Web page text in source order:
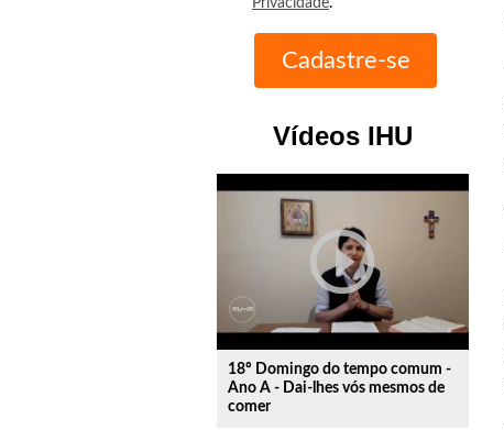
Privacidade.
Vídeos IHU
play_circle_outline
18º Domingo do tempo comum -
Ano A - Dai-lhes vós mesmos de
comer